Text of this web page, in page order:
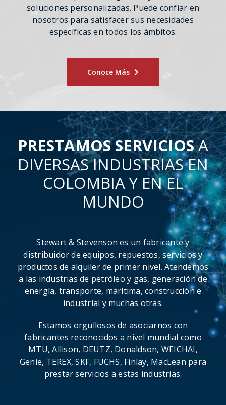
soluciones personalizadas. Puede confiar en
nosotros para satisfacer sus necesidades
específicas en todos los ámbitos.
Conoce Más
PRESTAMOS SERVICIOSA
DIVERSAS INDUSTRIAS EN
COLOMBIA Y EN EL
MUNDO
Stewart & Stevenson es un fabricante y
distribuidor de equipos, repuestos, servicios y
productos de alquiler de primer nivel. Atendemos
a las industrias de petróleo y gas, generación de
energía, transporte, marítima, construcción e
industrial y muchas otras.
Estamos orgullosos de asociarnos con
fabricantes reconocidos a nivel mundial como
MTU, Allison, DEUTZ, Donaldson, WEICHAI,
Genie, TEREX, SKF, FUCHS, Finlay, MacLean para
prestar servicios a estas industrias.